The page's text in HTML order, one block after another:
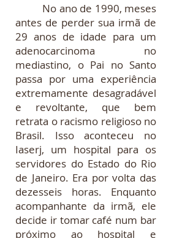
No ano de 1990, meses
antes de perder sua irmã de
29 anos de idade para um
adenocarcinoma no
mediastino, o Pai no Santo
passa por uma experiência
extremamente desagradável
e revoltante, que bem
retrata o racismo religioso no
Brasil. Isso aconteceu no
Iaserj, um hospital para os
servidores do Estado do Rio
de Janeiro. Era por volta das
dezesseis horas. Enquanto
acompanhante da irmã, ele
decide ir tomar café num bar
próximo ao hospital e